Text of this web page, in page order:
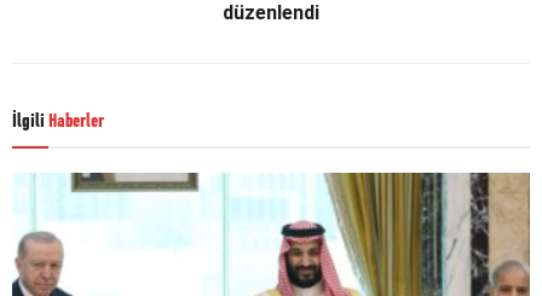
düzenlendi
İlgili Haberler